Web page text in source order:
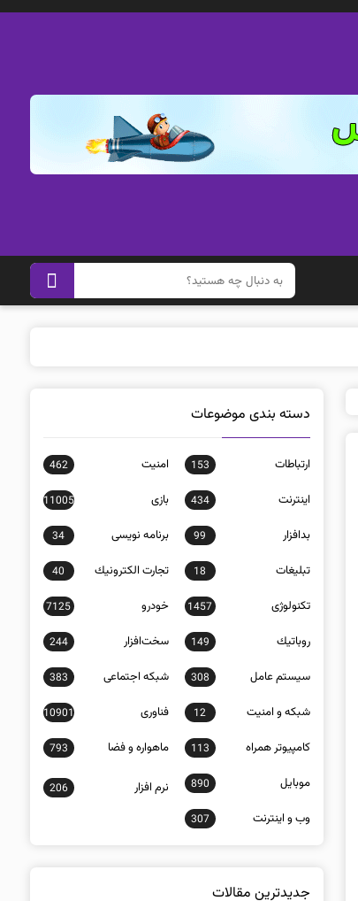
دسته بندی موضوعات
ارتباطات 153 امنيت 462
اينترنت 434 بازی 11005
بدافزار 99 برنامه نويسی 34
تبلیغات 18 تجارت الكترونيك 40
تکنولوژی 1457 خودرو 7125
روباتيك 149 سخت‌افزار 244
سيستم عامل 308 شبكه اجتماعی 383
شبكه و امنيت 12 فناوری 10901
كامپيوتر همراه 113 ماهواره و فضا 793
موبايل 890 نرم افزار 206
وب و اينترنت 307
جدیدترین مقالات